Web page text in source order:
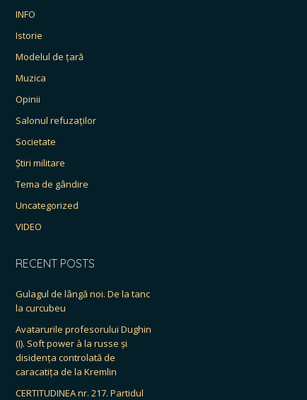
INFO
Istorie
Modelul de țară
Muzica
Opinii
Salonul refuzaților
Societate
Știri militare
Tema de gândire
Uncategorized
VIDEO
RECENT POSTS
Gulagul de lângă noi. De la tanc
la curcubeu
Avatarurile profesorului Dughin
(I). Soft power à la russe și
disidența controlată de
caracatița de la Kremlin
CERTITUDINEA nr. 217. Partidul